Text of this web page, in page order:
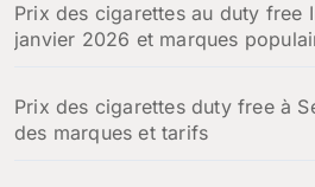
Prix des cigarettes au duty free
janvier 2026 et marques
Prix des cigarettes duty free à
des marques et tarifs